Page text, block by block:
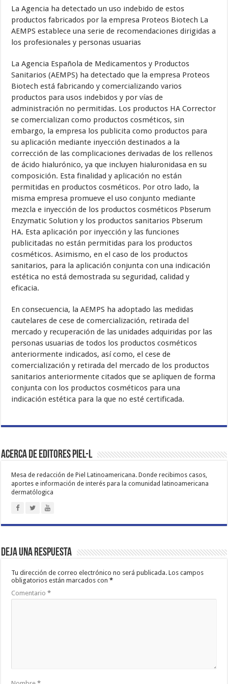
La Agencia ha detectado un uso indebido de estos
productos fabricados por la empresa Proteos Biotech La
AEMPS establece una serie de recomendaciones dirigidas a
los profesionales y personas usuarias
La Agencia Española de Medicamentos y Productos
Sanitarios (AEMPS) ha detectado que la empresa Proteos
Biotech está fabricando y comercializando varios
productos para usos indebidos y por vías de
administración no permitidas. Los productos HA Corrector
se comercializan como productos cosméticos, sin
embargo, la empresa los publicita como productos para
su aplicación mediante inyección destinados a la
corrección de las complicaciones derivadas de los rellenos
de ácido hialurónico, ya que incluyen hialuronidasa en su
composición. Esta finalidad y aplicación no están
permitidas en productos cosméticos. Por otro lado, la
misma empresa promueve el uso conjunto mediante
mezcla e inyección de los productos cosméticos Pbserum
Enzymatic Solution y los productos sanitarios Pbserum
HA. Esta aplicación por inyección y las funciones
publicitadas no están permitidas para los productos
cosméticos. Asimismo, en el caso de los productos
sanitarios, para la aplicación conjunta con una indicación
estética no está demostrada su seguridad, calidad y
eficacia.
En consecuencia, la AEMPS ha adoptado las medidas
cautelares de cese de comercialización, retirada del
mercado y recuperación de las unidades adquiridas por las
personas usuarias de todos los productos cosméticos
anteriormente indicados, así como, el cese de
comercialización y retirada del mercado de los productos
sanitarios anteriormente citados que se apliquen de forma
conjunta con los productos cosméticos para una
indicación estética para la que no esté certificada.
Acerca de Editores PIEL-L
Mesa de redacción de Piel Latinoamericana. Donde recibimos casos,
aportes e información de interés para la comunidad latinoamericana
dermatólogica
Deja una respuesta
Tu dirección de correo electrónico no será publicada. Los campos
obligatorios están marcados con*
Comentario*